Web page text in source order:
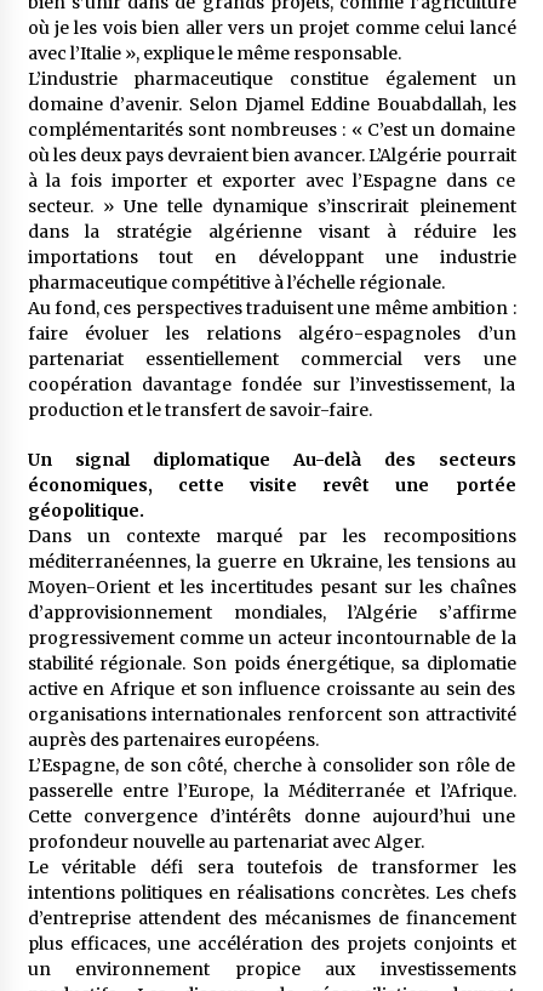
où je les vois bien aller vers un projet comme celui lancé
avec l’Italie », explique le même responsable.
L’industrie pharmaceutique constitue également un
domaine d’avenir. Selon Djamel Eddine Bouabdallah, les
complémentarités sont nombreuses : « C’est un domaine
où les deux pays devraient bien avancer. L’Algérie pourrait
à la fois importer et exporter avec l’Espagne dans ce
secteur. » Une telle dynamique s’inscrirait pleinement
dans la stratégie algérienne visant à réduire les
importations tout en développant une industrie
pharmaceutique compétitive à l’échelle régionale.
Au fond, ces perspectives traduisent une même ambition :
faire évoluer les relations algéro-espagnoles d’un
partenariat essentiellement commercial vers une
coopération davantage fondée sur l’investissement, la
production et le transfert de savoir-faire.
Un signal diplomatique Au-delà des secteurs
économiques, cette visite revêt une portée
géopolitique.
Dans un contexte marqué par les recompositions
méditerranéennes, la guerre en Ukraine, les tensions au
Moyen-Orient et les incertitudes pesant sur les chaînes
d’approvisionnement mondiales, l’Algérie s’affirme
progressivement comme un acteur incontournable de la
stabilité régionale. Son poids énergétique, sa diplomatie
active en Afrique et son influence croissante au sein des
organisations internationales renforcent son attractivité
auprès des partenaires européens.
L’Espagne, de son côté, cherche à consolider son rôle de
passerelle entre l’Europe, la Méditerranée et l’Afrique.
Cette convergence d’intérêts donne aujourd’hui une
profondeur nouvelle au partenariat avec Alger.
Le véritable défi sera toutefois de transformer les
intentions politiques en réalisations concrètes. Les chefs
d’entreprise attendent des mécanismes de financement
plus efficaces, une accélération des projets conjoints et
un environnement propice aux investissements